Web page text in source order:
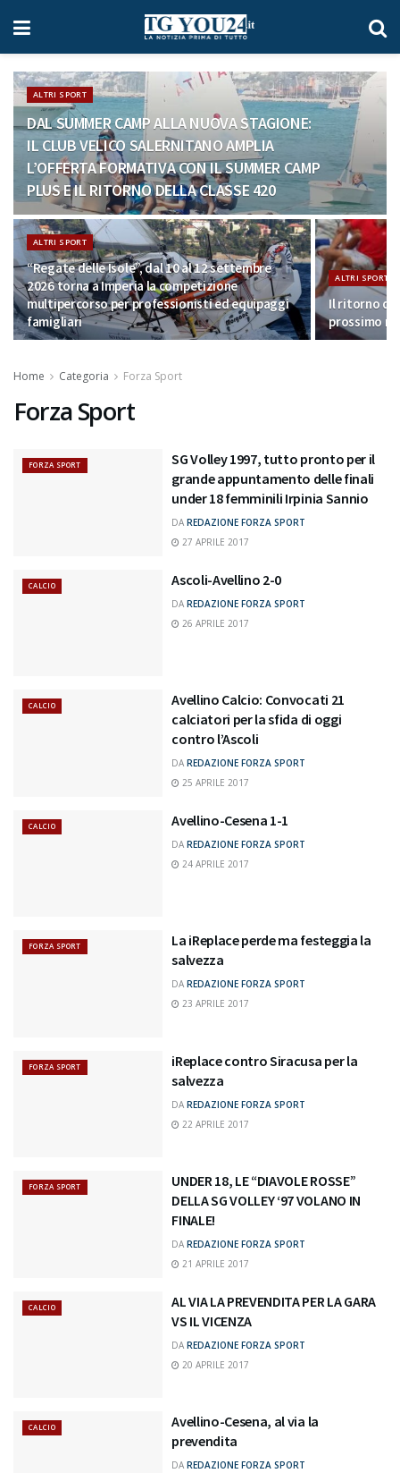
ALTRI SPORT
DAL SUMMER CAMP ALLA NUOVA STAGIONE:
IL CLUB VELICO SALERNITANO AMPLIA
L’OFFERTA FORMATIVA CON IL SUMMER CAMP
PLUS E IL RITORNO DELLA CLASSE 420
ALTRI SPORT
“Regate delle Isole”, dal 10 al 12 settembre
2026 torna a Imperia la competizione
multipercorso per professionisti ed equipaggi
famigliari
ALTRI SPORT
Il ritorno di
prossimo
Home Categoria Forza Sport
Forza Sport
FORZA SPORT
SG Volley 1997, tutto pronto per il
grande appuntamento delle finali
under 18 femminili Irpinia Sannio
DA REDAZIONE FORZA SPORT
27 APRILE 2017
CALCIO Ascoli-Avellino 2-0
DA REDAZIONE FORZA SPORT
26 APRILE 2017
CALCIO
Avellino Calcio: Convocati 21
calciatori per la sfida di oggi
contro l’Ascoli
DA REDAZIONE FORZA SPORT
25 APRILE 2017
CALCIO Avellino-Cesena 1-1
DA REDAZIONE FORZA SPORT
24 APRILE 2017
FORZA SPORT
La iReplace perde ma festeggia la
salvezza
DA REDAZIONE FORZA SPORT
23 APRILE 2017
FORZA SPORT
iReplace contro Siracusa per la
salvezza
DA REDAZIONE FORZA SPORT
22 APRILE 2017
FORZA SPORT
UNDER 18, LE “DIAVOLE ROSSE”
DELLA SG VOLLEY ‘97 VOLANO IN
FINALE!
DA REDAZIONE FORZA SPORT
21 APRILE 2017
CALCIO
AL VIA LA PREVENDITA PER LA GARA
VS IL VICENZA
DA REDAZIONE FORZA SPORT
20 APRILE 2017
CALCIO
Avellino-Cesena, al via la
prevendita
DA REDAZIONE FORZA SPORT